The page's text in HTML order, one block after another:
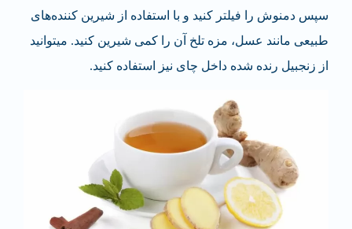
سپس دمنوش را فیلتر کنید و با استفاده از شیرین کننده‌های
طبیعی مانند عسل، مزه تلخ آن را کمی شیرین کنید. می­توانید
از زنجبیل رنده شده داخل چای نیز استفاده کنید.